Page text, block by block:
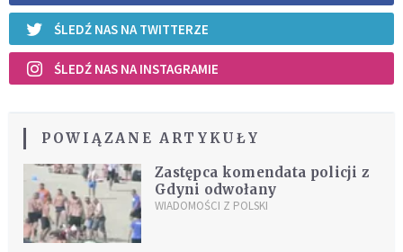
ŚLEDŹ NAS NA TWITTERZE
ŚLEDŹ NAS NA INSTAGRAMIE
POWIĄZANE ARTYKUŁY
Zastępca komendata policji z
Gdyni odwołany
WIADOMOŚCI Z POLSKI